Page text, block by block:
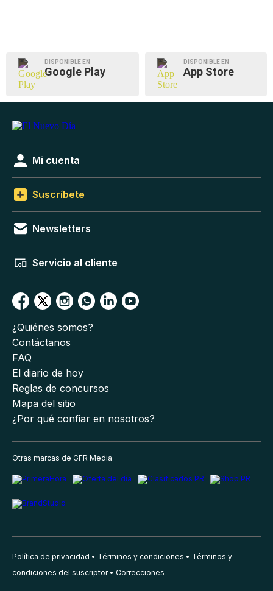
DISPONIBLE EN
Google Play
DISPONIBLE EN
App Store
Mi cuenta
Suscríbete
Newsletters
Servicio al cliente
¿Quiénes somos?
Contáctanos
FAQ
El diario de hoy
Reglas de concursos
Mapa del sitio
¿Por qué confiar en nosotros?
Otras marcas de GFR Media
Política de privacidad Términos y condiciones
Términos y
condiciones del suscriptor
Correcciones